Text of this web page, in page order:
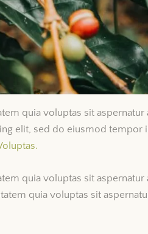
quia voluptas sit
elit, sed do eiusmod
quia voluptas sit aspernatur
quia voluptas sit